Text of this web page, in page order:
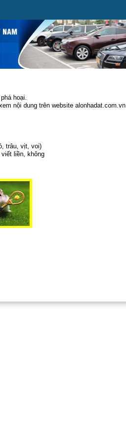
hoại.
nội dung trên website alonhadat.com.vn
trâu, vịt, voi)
viết liền, không